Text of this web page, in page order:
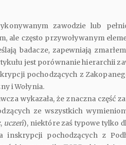
zawodzie lub
ale często przywoływanym
badacze, zapewniają
jest porównanie hierarchii
pochodzących z
i Wołynia.
wykazała, że znaczna część
ze wszystkich
, uczeń), niektóre zaś typowe tylko
inskrypcji pochodzących z